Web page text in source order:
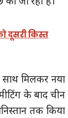
दूसरी किस्त
मिलकर नया
के बाद चीन
तक किया